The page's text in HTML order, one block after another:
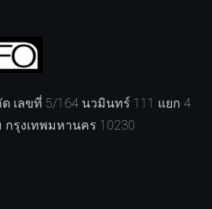
เลขที่ 5/164 นวมินทร์ 111 แยก 4
รุงเทพมหานคร 10230